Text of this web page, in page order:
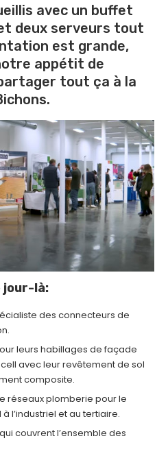
avec un buffet
deux serveurs tout
est grande,
appétit de
tout ça à la
jour-là:
des connecteurs de
leurs habillages de façade
avec leur revêtement de sol
composite.
réseaux plomberie pour le
l’industriel et au tertiaire.
couvrent l’ensemble des